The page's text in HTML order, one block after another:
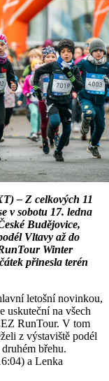
– Z celkových 11
v sobotu 17. ledna
Budějovice,
Vltavy až do
Winter
přinesla terén
letošní novinkou,
uskuteční na všech
RunTour. V tom
z výstaviště podél
břehu.
a Lenka